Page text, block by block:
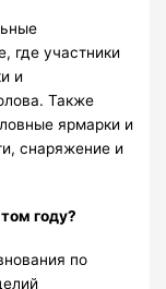
где участники
и
Также
ярмарки и
снаряжение и
году?
по